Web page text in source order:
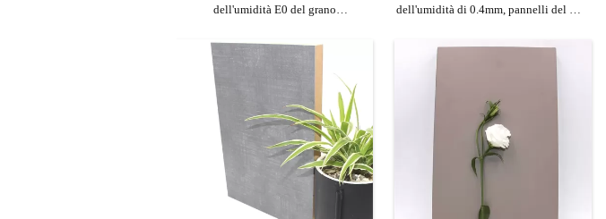
dell'umidità E0 del grano
dell'umidità di 0.4mm, pannelli del Mdf